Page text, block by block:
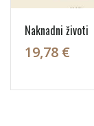
Naknadni životi
19,78 €